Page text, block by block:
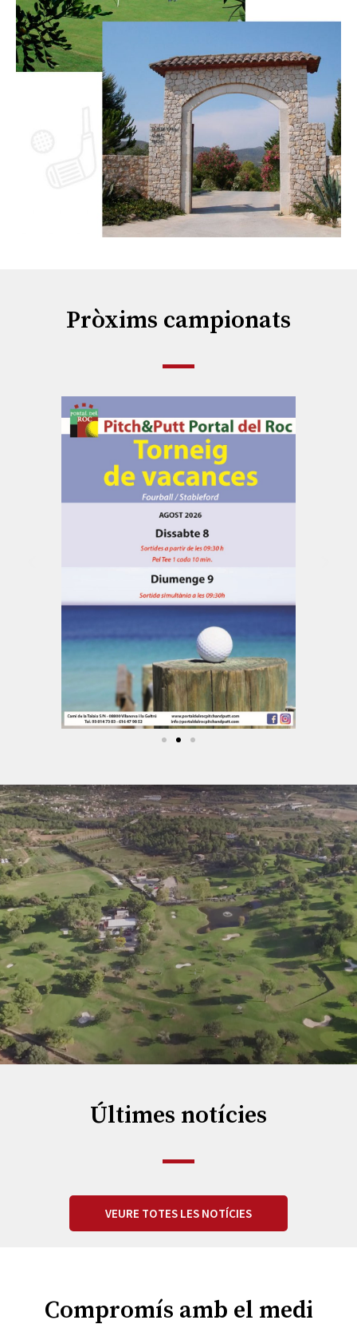
Pròxims campionats
Últimes notícies
VEURE TOTES LES NOTÍCIES
Compromís amb el medi